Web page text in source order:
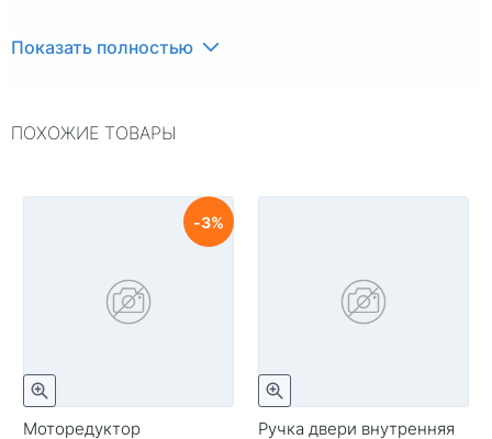
Показать полностью
ПОХОЖИЕ ТОВАРЫ
Моторедуктор
3
Ручка двери внутренняя